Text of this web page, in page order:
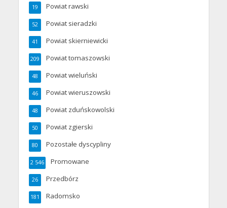
Powiat rawski
19
Powiat sieradzki
52
Powiat skierniewicki
41
Powiat tomaszowski
209
Powiat wieluński
48
Powiat wieruszowski
46
Powiat zduńskowolski
48
Powiat zgierski
50
Pozostałe dyscypliny
80
Promowane
2 546
Przedbórz
26
Radomsko
181